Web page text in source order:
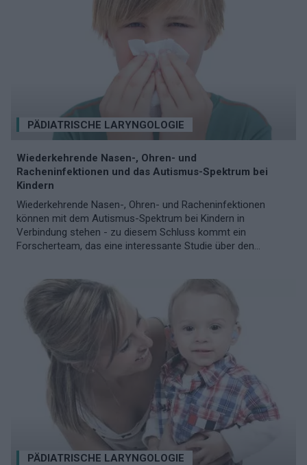
PÄDIATRISCHE LARYNGOLOGIE
Wiederkehrende Nasen-, Ohren- und
Racheninfektionen und das Autismus-Spektrum bei
Kindern
Wiederkehrende Nasen-, Ohren- und Racheninfektionen
können mit dem Autismus-Spektrum bei Kindern in
Verbindung stehen - zu diesem Schluss kommt ein
Forscherteam, das eine interessante Studie über den...
PÄDIATRISCHE LARYNGOLOGIE